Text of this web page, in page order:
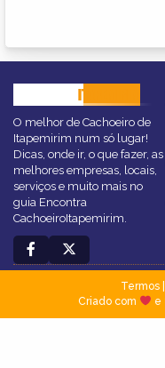
ITAPEMIRIM
O melhor de Cachoeiro de
Itapemirim num só lugar!
Dicas, onde ir, o que fazer, as
melhores empresas, locais,
serviços e muito mais no
guia Encontra
CachoeiroItapemirim.
Termos|
Criado com
e